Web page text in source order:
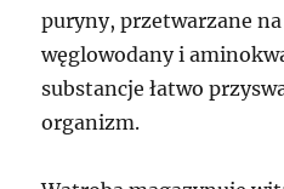
puryny, przetwarzane
węglowodany i
substancje łatwo
organizm.